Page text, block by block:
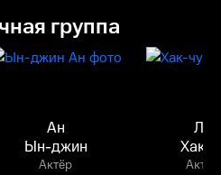
группа
Ан
Ын-джин
Актёр
Ли
Хак-
Актёр